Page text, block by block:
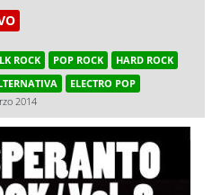
ROCK POP ROCK
HARD ROCK
ELECTRO POP
2014